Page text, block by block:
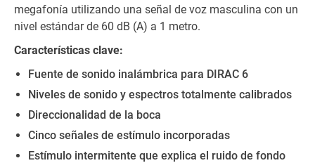
megafonía utilizando una señal de voz masculina con un
nivel estándar de 60 dB (A) a 1 metro.
Características clave:
Fuente de sonido inalámbrica para DIRAC 6
Niveles de sonido y espectros totalmente calibrados
Direccionalidad de la boca
Cinco señales de estímulo incorporadas
Estímulo intermitente que explica el ruido de fondo